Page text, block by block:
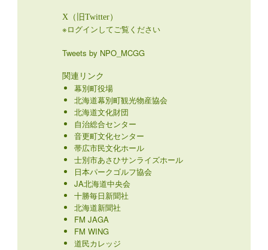
X（旧Twitter）
※ログインしてご覧ください
Tweets by NPO_MCGG
関連リンク
幕別町役場
北海道幕別町観光物産協会
北海道文化財団
自治総合センター
音更町文化センター
帯広市民文化ホール
士別市あさひサンライズホール
日本パークゴルフ協会
JA北海道中央会
十勝毎日新聞社
北海道新聞社
FM JAGA
FM WING
道民カレッジ